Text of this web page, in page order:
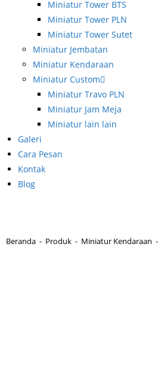
Miniatur Tower BTS
Miniatur Tower PLN
Miniatur Tower Sutet
Miniatur Jembatan
Miniatur Kendaraan
Miniatur Custom
Miniatur Travo PLN
Miniatur Jam Meja
Miniatur lain lain
Galeri
Cara Pesan
Kontak
Blog
Beranda - Produk - Miniatur Kendaraan -